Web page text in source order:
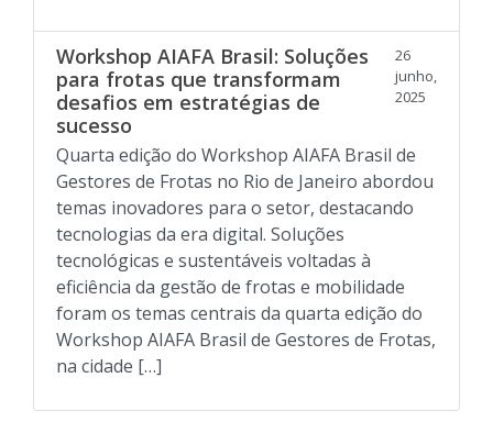
Workshop AIAFA Brasil: Soluções
para frotas que transformam
desafios em estratégias de
sucesso
26
junho,
2025
Quarta edição do Workshop AIAFA Brasil de
Gestores de Frotas no Rio de Janeiro abordou
temas inovadores para o setor, destacando
tecnologias da era digital. Soluções
tecnológicas e sustentáveis voltadas à
eficiência da gestão de frotas e mobilidade
foram os temas centrais da quarta edição do
Workshop AIAFA Brasil de Gestores de Frotas,
na cidade […]